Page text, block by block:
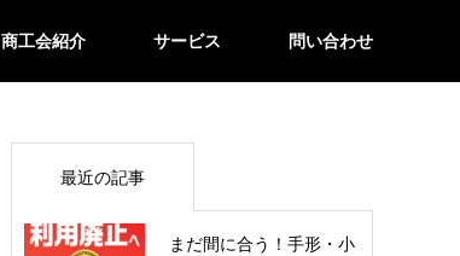
商工会紹介 サービス 問い合わせ
最近の記事
まだ間に合う！手形・小